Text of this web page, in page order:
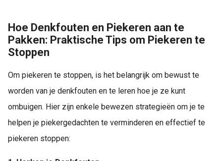
Hoe Denkfouten en Piekeren aan te
Pakken: Praktische Tips om Piekeren te
Stoppen
Om piekeren te stoppen, is het belangrijk om bewust te
worden van je denkfouten en te leren hoe je ze kunt
ombuigen. Hier zijn enkele bewezen strategieën om je te
helpen je piekergedachten te verminderen en effectief te
piekeren stoppen: